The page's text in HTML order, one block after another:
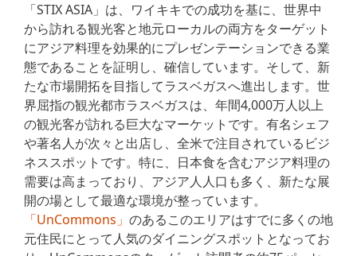
「STIX ASIA」は、ワイキキでの成功を基に、世界中
から訪れる観光客と地元ローカルの両方をターゲット
にアジア料理を効果的にプレゼンテーションできる業
態であることを証明し、確信しています。そして、新
たな市場開拓を目指してラスベガスへ進出します。世
界屈指の観光都市ラスベガスは、年間4,000万人以上
の観光客が訪れる巨大なマーケットです。有名シェフ
や著名人が次々と出店し、全米で注目されているビジ
ネススポットです。特に、日本食を含むアジア料理の
需要は高まっており、アジア人人口も多く、新たな展
開の場として最適な環境が整っています。
「UnCommons」 のあるこのエリアはすでに多くの地
元住民にとって人気のダイニングスポットとなってお